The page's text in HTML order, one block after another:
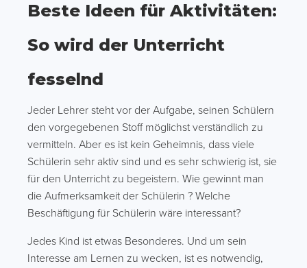
Beste Ideen für Aktivitäten:
So wird der Unterricht
fesselnd
Jeder Lehrer steht vor der Aufgabe, seinen Schülern
den vorgegebenen Stoff möglichst verständlich zu
vermitteln. Aber es ist kein Geheimnis, dass viele
Schülerin sehr aktiv sind und es sehr schwierig ist, sie
für den Unterricht zu begeistern. Wie gewinnt man
die Aufmerksamkeit der Schülerin ? Welche
Beschäftigung für Schülerin wäre interessant?
Jedes Kind ist etwas Besonderes. Und um sein
Interesse am Lernen zu wecken, ist es notwendig,